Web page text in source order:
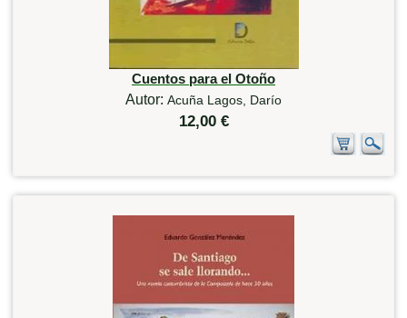
Cuentos para el Otoño
Autor: Acuña Lagos, Darío
12,00 €